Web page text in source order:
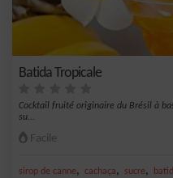
Batida Tropicale
Cocktail fruité originaire du Brésil à
su...
Facile
sirop de canne, cachaça, sucre,